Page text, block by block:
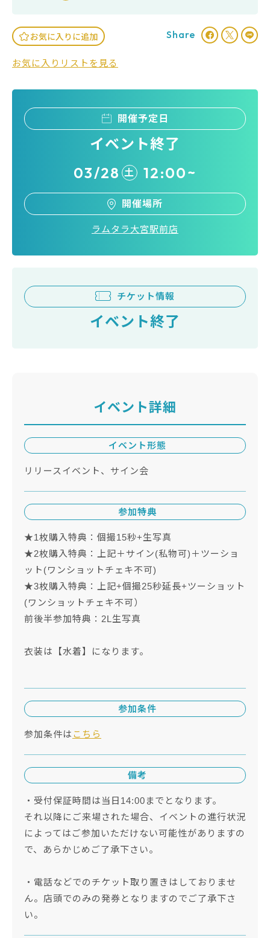
お気に入りに追加
お気に入りリストを見る
Share
開催予定日
イベント終了
03/28 土 12:00~
開催場所
ラムタラ大宮駅前店
チケット情報
イベント終了
イベント詳細
イベント形態
リリースイベント、サイン会
参加特典
★1枚購入特典：個撮15秒+生写真
★2枚購入特典：上記＋サイン(私物可)＋ツーショ
ット(ワンショットチェキ不可)
★3枚購入特典：上記+個撮25秒延長+ツーショット
(ワンショットチェキ不可）
前後半参加特典：2L生写真
衣装は【水着】になります。
参加条件
参加条件は こちら
備考
・受付保証時間は当日14:00までとなります。
それ以降にご来場された場合、イベントの進行状況
によってはご参加いただけない可能性がありますの
で、あらかじめご了承下さい。
・電話などでのチケット取り置きはしておりませ
ん。店頭でのみの発券となりますのでご了承下さ
い。